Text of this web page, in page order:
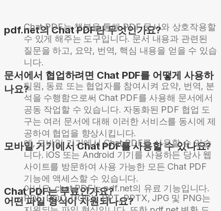
pdf.net의 Chat PDF란 무엇인가요?
Chat PDF는 챗봇을 통해 PDF 문서와 상호작용할
수 있게 해주는 도구입니다. 문서 내용과 관련된
질문을 하고, 요약, 번역, 핵심 내용을 얻을 수 있습
니다.
문서에서 협업하려면 Chat PDF를 어떻게 사용하
나요?팀원, 동료 또는 협업자를 참여시켜 요약, 번역, 분
석을 수행함으로써 Chat PDF를 사용해 문서에서
공동 작업할 수 있습니다. 자동화된 PDF 협업 도
구는 여러 문서에 대해 이러한 서비스를 동시에 제
공하여 협업을 향상시킵니다.
모바일 기기에서 Chat PDF를 사용할 수 있나요?
예, 모바일 기기에서 Chat PDF를 사용할 수 있습
니다. iOS 또는 Android 기기를 사용하든 당사 웹
사이트를 방문하여 사용 가능한 모든 Chat PDF
기능에 액세스할 수 있습니다.
Chat PDF는 무료인가요?
아니요, chat PDF는 pdf.net의 유료 기능입니다.
어떤 파일 형식이 지원되나요?
PDF, DOC, DOCX, PPT, PPTX, JPG 및 PNG는